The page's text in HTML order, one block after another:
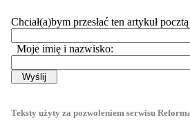
Chciał(a)bym przesłać ten artykuł
Moje imię i nazwisko:
Teksty użyty za pozwoleniem serwisu